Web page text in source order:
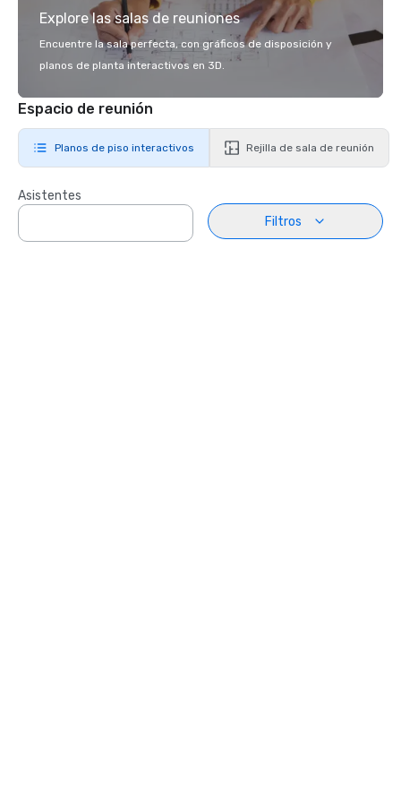
Explore las salas de reuniones
Encuentre la sala perfecta, con gráficos de disposición y
planos de planta interactivos en 3D.
Espacio de reunión
Planos de piso interactivos Rejilla de sala de reunión
Asistentes
Filtros